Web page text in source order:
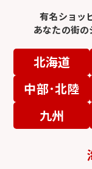
有名ショッ
あなたの街
北海道
中部･北陸
九州